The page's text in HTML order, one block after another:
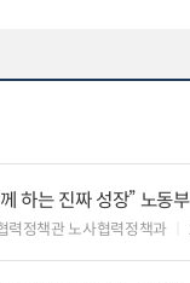
하는 진짜 성장” 노동
력정책관 노사협력정책과